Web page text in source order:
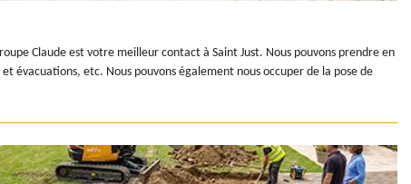
Claude est votre meilleur contact à Saint Just. Nous pouvons prendre en
évacuations, etc. Nous pouvons également nous occuper de la pose de